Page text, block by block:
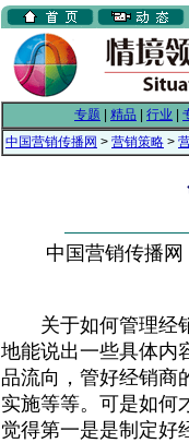
专题 精品 行业
中国营销传播网 > 营销策略 >
中国营销传播
关于如何管理经销
地能说出一些具体内
品流向，管好经销商
实施等等。可是如何
觉得第一是是制定好